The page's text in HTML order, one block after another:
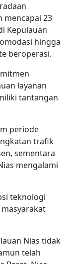
mencapai 23
Kepulauan
hingga
beroperasi.
layanan
tantangan
periode
trafik
sementara
mengalami
teknologi
Nias tidak
telah